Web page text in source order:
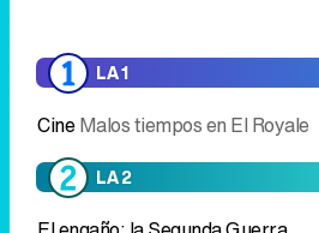
El engaño: la Segunda Guerra
MundialLa niebla de la guerra
ANTENA 3
Una nueva vida